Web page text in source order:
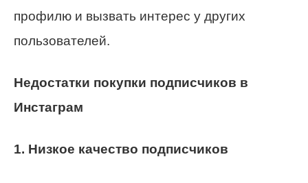
профилю и вызвать интерес у других
пользователей.
Недостатки покупки подписчиков в
Инстаграм
1. Низкое качество подписчиков